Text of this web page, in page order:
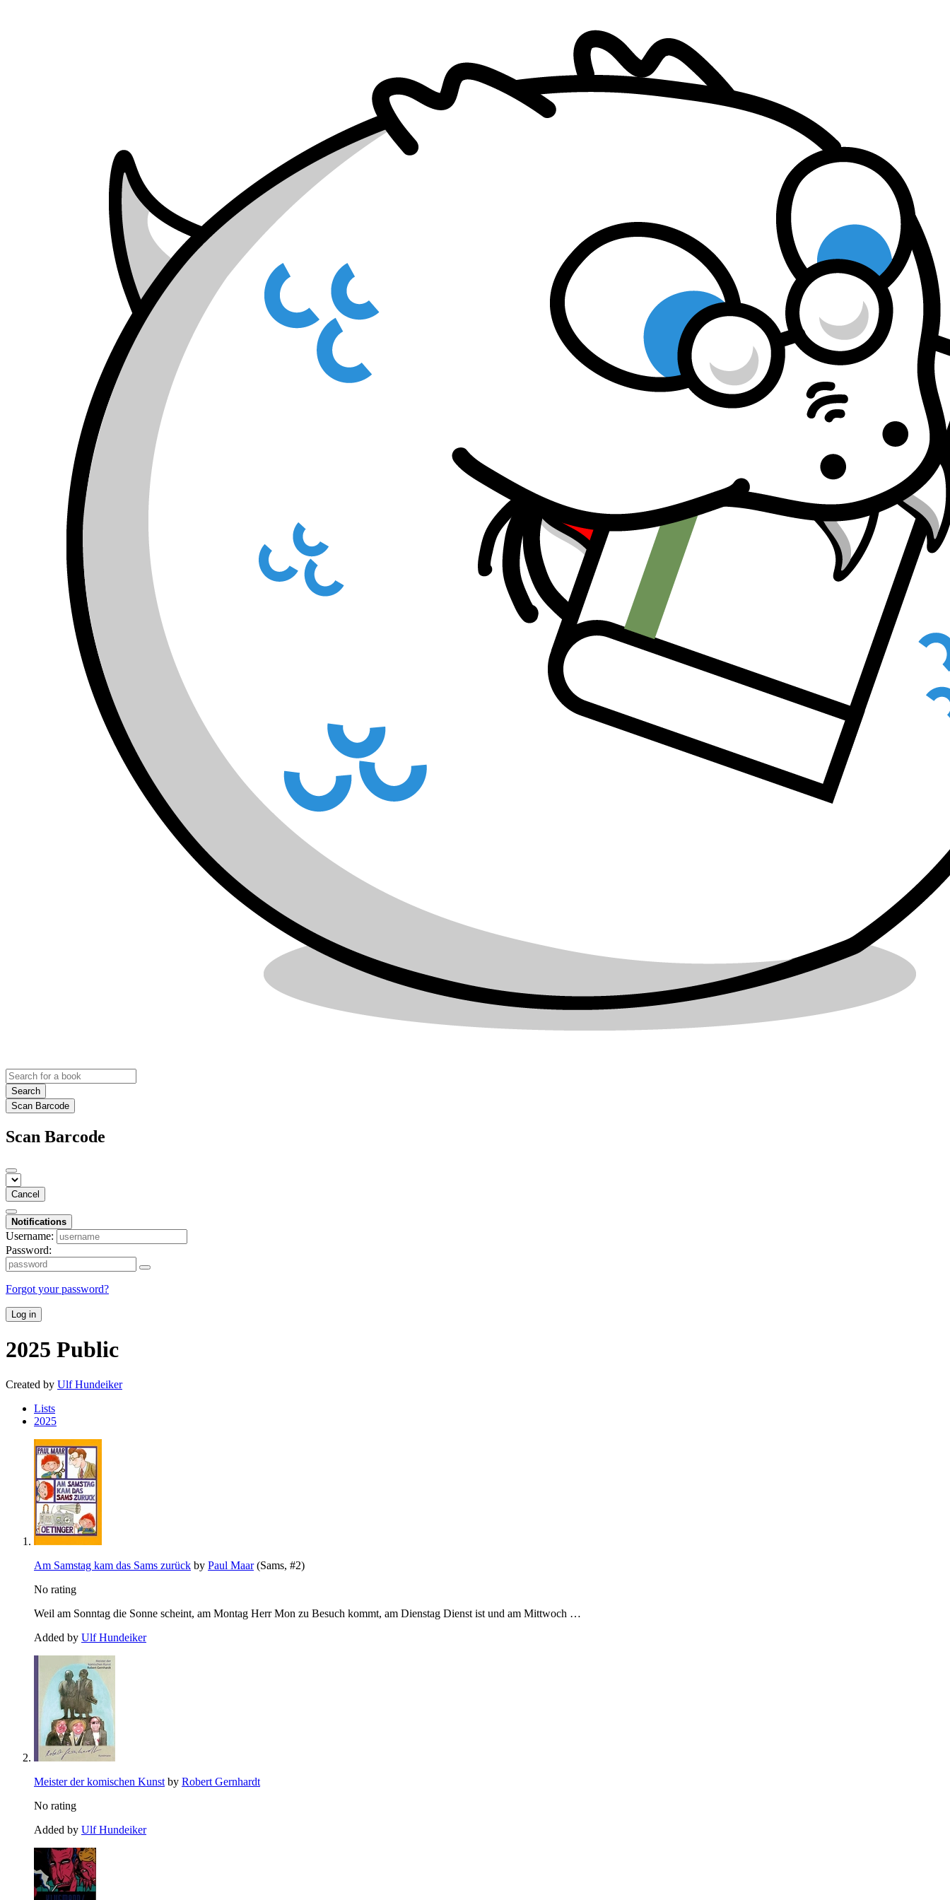
Search
Scan Barcode
Scan Barcode
Cancel
Notifications
Username:
Password:
Forgot your password?
Log in
2025 Public
Created by Ulf Hundeiker
Lists
2025
Am Samstag kam das Sams zurück by Paul Maar(Sams, #2)
No rating
Weil am Sonntag die Sonne scheint, am Montag Herr Mon zu Besuch kommt, am Dienstag Dienst ist und am Mittwoch …
Added by Ulf Hundeiker
Meister der komischen Kunst by Robert Gernhardt
No rating
Added by Ulf Hundeiker